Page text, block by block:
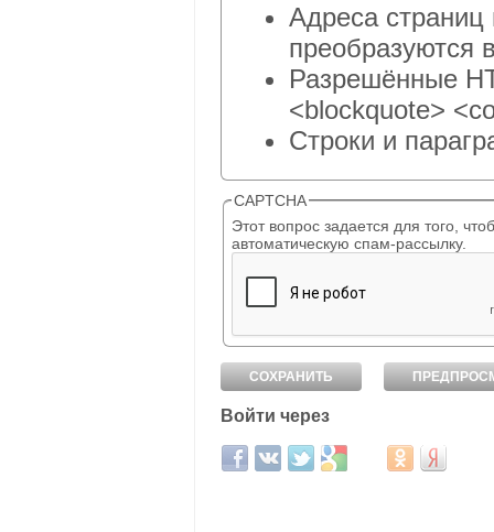
Адреса страниц
преобразуются
Разрешённые
<blockquote>
Строки и
CAPTCHA
Этот вопрос задается для того, чтобы выяснить,
автоматическую спам-рассылку.
Войти через
Login with Facebook
Login with ВКонтакте
Login with Twitter
Login with Google
Login with Mail.ru
Login with
Login